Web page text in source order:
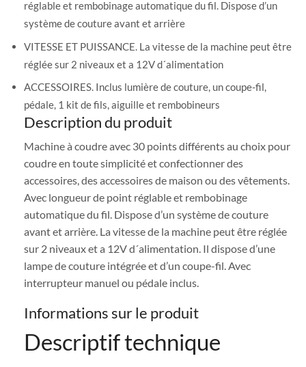
réglable et rembobinage automatique du fil. Dispose d’un
système de couture avant et arrière
VITESSE ET PUISSANCE. La vitesse de la machine peut être
réglée sur 2 niveaux et a 12V d´alimentation
ACCESSOIRES. Inclus lumière de couture, un coupe-fil,
pédale, 1 kit de fils, aiguille et rembobineurs
Description du produit
Machine à coudre avec 30 points différents au choix pour
coudre en toute simplicité et confectionner des
accessoires, des accessoires de maison ou des vêtements.
Avec longueur de point réglable et rembobinage
automatique du fil. Dispose d’un système de couture
avant et arrière. La vitesse de la machine peut être réglée
sur 2 niveaux et a 12V d´alimentation. Il dispose d’une
lampe de couture intégrée et d’un coupe-fil. Avec
interrupteur manuel ou pédale inclus.
Informations sur le produit
Descriptif technique